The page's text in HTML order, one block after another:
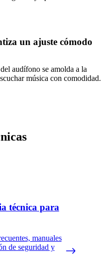
un ajuste cómodo
audífono se amolda a la
música con comodidad.
técnica para
manuales
de seguridad y